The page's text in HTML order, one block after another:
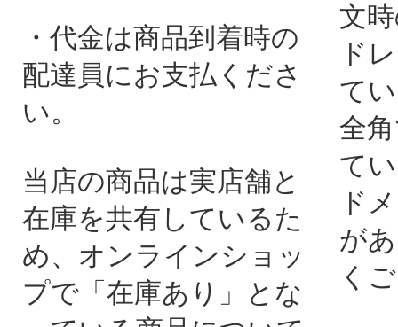
・代金は商品到着時の
配達員にお支払くださ
い。
当店の商品は実店舗と
在庫を共有しているた
め、オンラインショッ
プで「在庫あり」とな
文
ド
て
全
て
ド
が
く